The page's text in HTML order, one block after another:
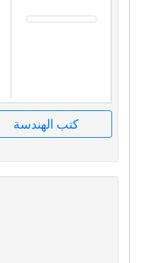
كتب الهندسة